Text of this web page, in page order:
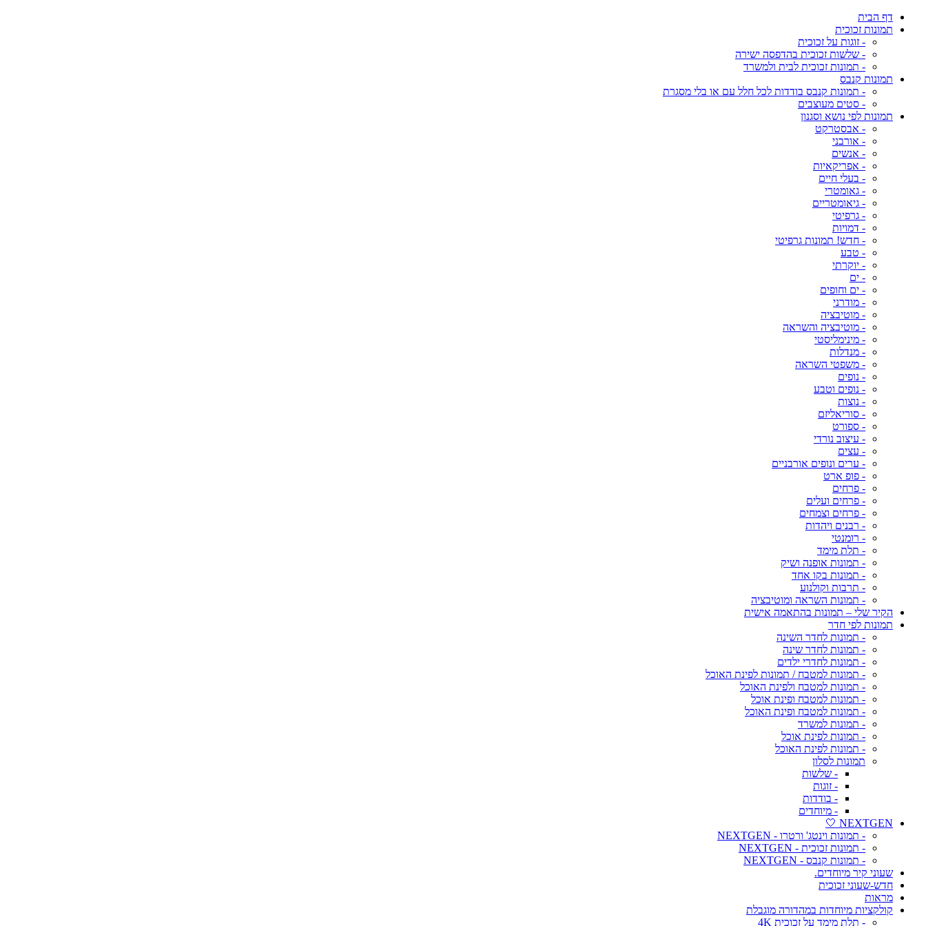
דף הבית
תמונות זכוכית
- זוגות על זכוכית
- שלשות זכוכית בהדפסה ישירה
- תמונות זכוכית לבית ולמשרד
תמונות קנבס
- תמונות קנבס בודדות לכל חלל עם או בלי מסגרת
- סטים מעוצבים
תמונות לפי נושא וסגנון
- אבסטרקט
- אורבני
- אנשים
- אפריקאיות
- בעלי חיים
- גאומטרי
- גיאומטריים
- גרפיטי
- דמויות
- חדש! תמונות גרפיטי
- טבע
- יוקרתי
- ים
- ים וחופים
- מודרני
- מוטיבציה
- מוטיבציה והשראה
- מינימליסטי
- מנדלות
- משפטי השראה
- נופים
- נופים וטבע
- נוצות
- סוריאליזם
- ספורט
- עיצוב נורדי
- עצים
- ערים ונופים אורבניים
- פופ ארט
- פרחים
- פרחים ועלים
- פרחים וצמחים
- רבנים ויהדות
- רומנטי
- תלת מימד
- תמונות אופנה ושיק
- תמונות בקו אחד
- תרבות וקולנוע
- תמונות השראה ומוטיבציה
הקיר שלי – תמונות בהתאמה אישית
תמונות לפי חדר
- תמונות לחדר השינה
- תמונות לחדר שינה
- תמונות לחדרי ילדים
- תמונות למטבח / תמונות לפינת האוכל
- תמונות למטבח ולפינת האוכל
- תמונות למטבח ופינת אוכל
- תמונות למטבח ופינת האוכל
- תמונות למשרד
- תמונות לפינת אוכל
- תמונות לפינת האוכל
תמונות לסלון
- שלשות
- זוגות
- בודדות
- מיוחדים
NEXTGEN 🤍
- תמונות וינטג' ורטרו - NEXTGEN
- תמונות זכוכית - NEXTGEN
- תמונות קנבס - NEXTGEN
שעוני קיר מיוחדים.
חדש-שעוני זכוכית
מראות
קולקציות מיוחדות במהדורה מוגבלת
- תלת מימד על זכוכית 4K